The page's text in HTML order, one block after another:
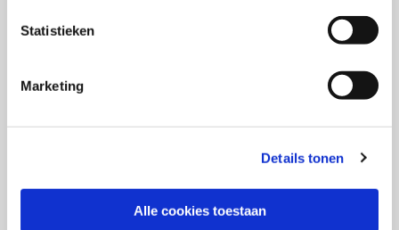
Statistieken
Marketing
Details tonen
Alle cookies toestaan
Urkens
j.urkens@uva.nl